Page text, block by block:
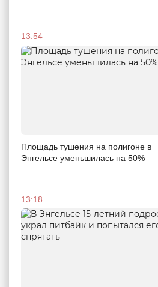
13:54
Площадь тушения на полигоне в
Энгельсе уменьшилась на 50%
13:18